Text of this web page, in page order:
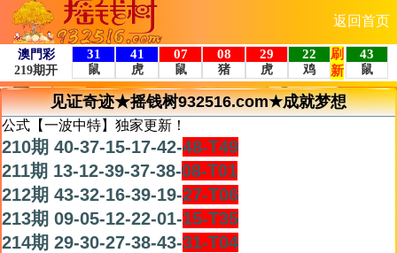
返回首页
见证奇迹★摇钱树932516.com★成就梦想
公式【一波中特】独家更新！
210期 40-37-15-17-42-48-T49
211期 13-12-39-37-38-08-T01
212期 43-32-16-39-19-27-T06
213期 09-05-12-22-01-15-T35
214期 29-30-27-38-43-31-T04